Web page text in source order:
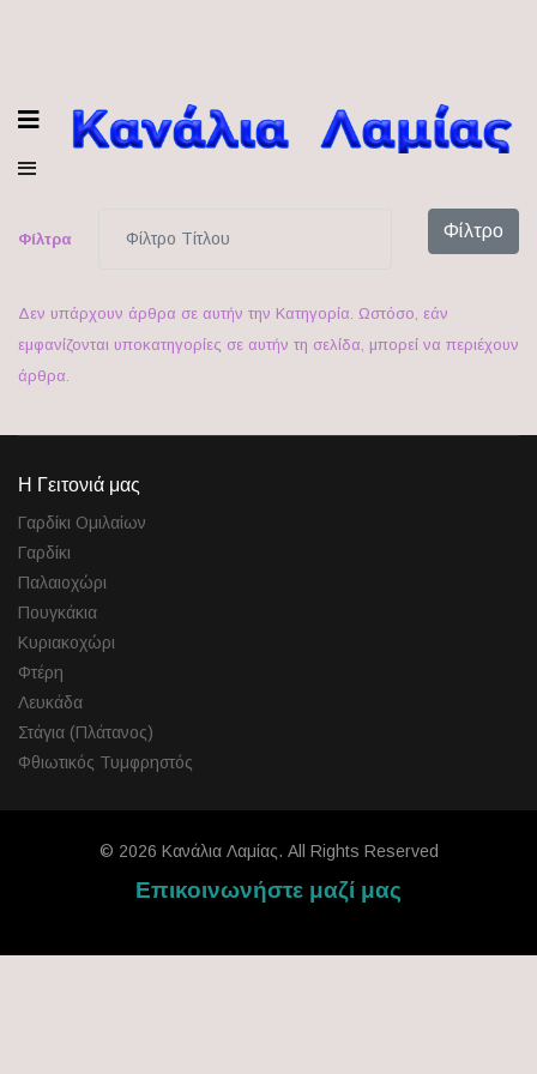
Φίλτρα Φίλτρο
Δεν υπάρχουν άρθρα σε αυτήν την Κατηγορία. Ωστόσο, εάν
εμφανίζονται υποκατηγορίες σε αυτήν τη σελίδα, μπορεί να περιέχουν
άρθρα.
Η Γειτονιά μας
Γαρδίκι Ομιλαίων
Γαρδίκι
Παλαιοχώρι
Πουγκάκια
Κυριακοχώρι
Φτέρη
Λευκάδα
Στάγια (Πλάτανος)
Φθιωτικός Τυμφρηστός
© 2026 Κανάλια Λαμίας. All Rights Reserved
Επικοινωνήστε μαζί μας